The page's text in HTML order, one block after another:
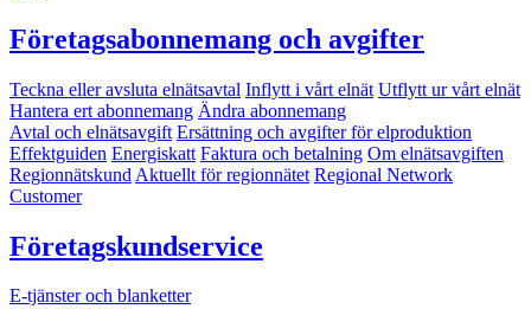
Företagsabonnemang och avgifter
Teckna eller avsluta elnätsavtal Inflytt i vårt elnät Utflytt ur vårt elnät
Hantera ert abonnemang Ändra abonnemang
Avtal och elnätsavgift Ersättning och avgifter för elproduktion
Effektguiden Energiskatt Faktura och betalning Om elnätsavgiften
Regionnätskund Aktuellt för regionnätet Regional Network
Customer
Företagskundservice
E-tjänster och blanketter